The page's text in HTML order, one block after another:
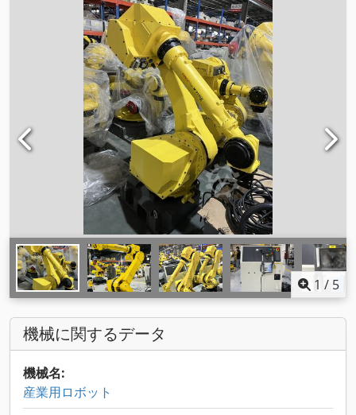
1 / 5
機械に関するデータ
機械名:
産業用ロボット